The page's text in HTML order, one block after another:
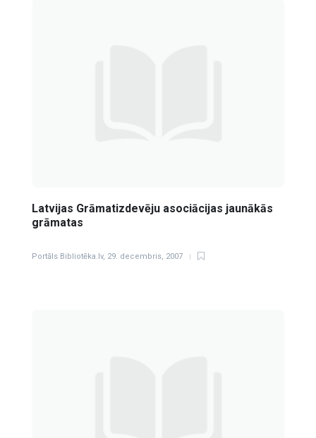
Latvijas Grāmatizdevēju asociācijas jaunākās
grāmatas
Portāls Bibliotēka.lv, 29. decembris, 2007